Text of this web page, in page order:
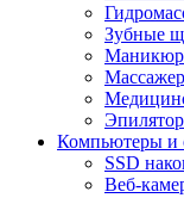
Зубные
Компьютеры и
SSD
Веб-